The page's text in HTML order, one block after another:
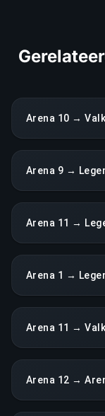
Arena 10 →
Arena 9 →
Arena 11 →
Arena 1 →
Arena 11 →
Arena 12 →